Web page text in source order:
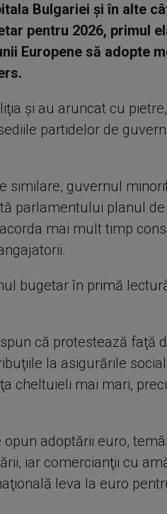
Bulgariei şi în alte
pentru 2026, primul
Europene să adopte
şi au aruncat cu
partidelor de
similare, guvernul
parlamentului planul de
mai mult timp
bugetar în primă
că protestează faţă
la asigurările
cheltuieli mai mari,
adoptării euro,
iar comercianţii cu
leva la euro